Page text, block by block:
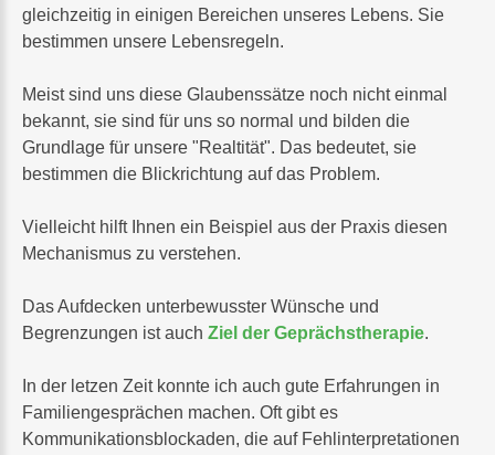
gleichzeitig in einigen Bereichen unseres Lebens. Sie
bestimmen unsere Lebensregeln.
Meist sind uns diese Glaubenssätze noch nicht einmal
bekannt, sie sind für uns so normal und bilden die
Grundlage für unsere "Realtität". Das bedeutet, sie
bestimmen die Blickrichtung auf das Problem.
Vielleicht hilft Ihnen ein Beispiel aus der Praxis diesen
Mechanismus zu verstehen.
Das Aufdecken unterbewusster Wünsche und
Begrenzungen ist auch Ziel der Geprächstherapie.
In der letzen Zeit konnte ich auch gute Erfahrungen in
Familiengesprächen machen. Oft gibt es
Kommunikationsblockaden, die auf Fehlinterpretationen